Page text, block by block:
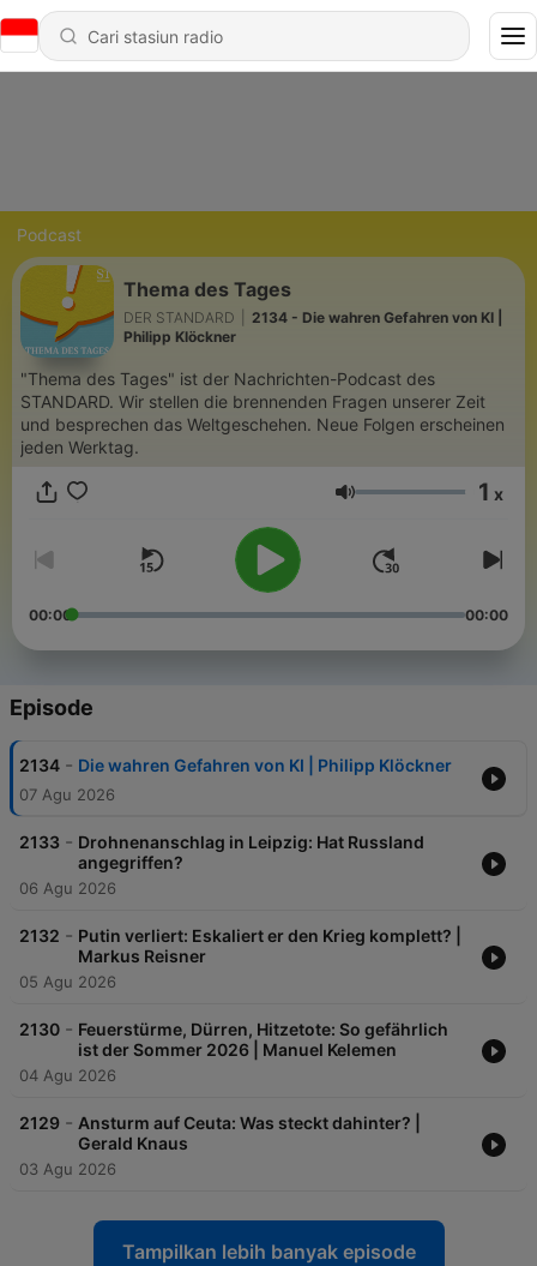
Podcast
Thema des Tages
DER STANDARD
2134 - Die wahren Gefahren von KI |
Philipp Klöckner
"Thema des Tages" ist der Nachrichten-Podcast des
STANDARD. Wir stellen die brennenden Fragen unserer Zeit
und besprechen das Weltgeschehen. Neue Folgen erscheinen
jeden Werktag.
Volume 1 x
00:00 00:00
Episode
2134 - Die wahren Gefahren von KI | Philipp Klöckner
07 Agu 2026
2133 - Drohnenanschlag in Leipzig: Hat Russland
angegriffen?
06 Agu 2026
2132 - Putin verliert: Eskaliert er den Krieg komplett? |
Markus Reisner
05 Agu 2026
2130 - Feuerstürme, Dürren, Hitzetote: So gefährlich
ist der Sommer 2026 | Manuel Kelemen
04 Agu 2026
2129 - Ansturm auf Ceuta: Was steckt dahinter? |
Gerald Knaus
03 Agu 2026
Tampilkan lebih banyak episode